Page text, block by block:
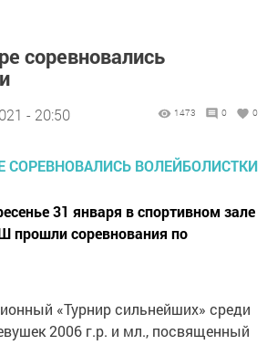
прошли соревнования по
2006 г.р. и мл., посвященный
Н.Кинерской СОШ Шакирзянова